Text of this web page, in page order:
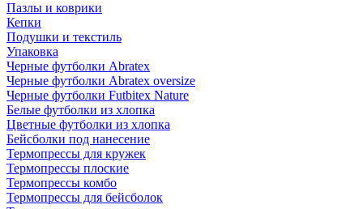
Пазлы и коврики
Кепки
Подушки и текстиль
Упаковка
Черные футболки Abratex
Черные футболки Abratex oversize
Черные футболки Futbitex Nature
Белые футболки из хлопка
Цветные футболки из хлопка
Бейсболки под нанесение
Термопрессы для кружек
Термопрессы плоские
Термопрессы комбо
Термопрессы для бейсболок